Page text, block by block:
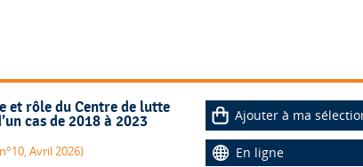
et rôle du Centre de lutte
cas de 2018 à 2023
Avril 2026)
Ajouter à ma
En ligne